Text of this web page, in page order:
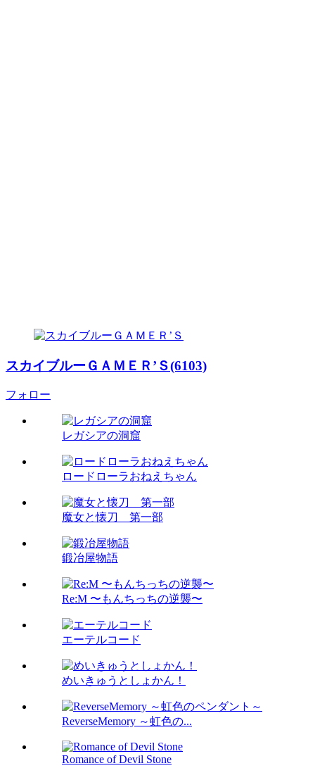
スカイブルーＧＡＭＥＲ’Ｓ(6103)
フォロー
レガシアの洞窟
ロードローラおねえちゃん
魔女と懐刀 第一部
鍛冶屋物語
Re:M 〜もんちっちの逆襲〜
エーテルコード
めいきゅうとしょかん！
ReverseMemory ～虹色の...
Romance of Devil Stone